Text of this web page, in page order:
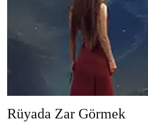
Rüyada Zar Görmek